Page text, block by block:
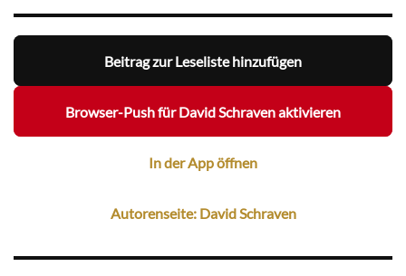
Beitrag zur Leseliste hinzufügen
Browser-Push für David Schraven aktivieren
In der App öffnen
Autorenseite: David Schraven